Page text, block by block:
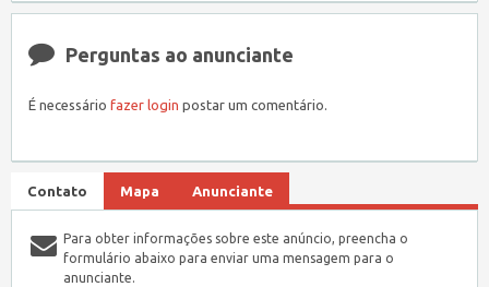
Perguntas ao anunciante
É necessário fazer login postar um comentário.
Contato Mapa Anunciante
Para obter informações sobre este anúncio, preencha o
formulário abaixo para enviar uma mensagem para o
anunciante.